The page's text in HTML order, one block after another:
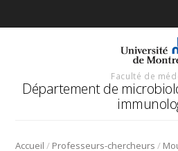
Faculté de
Département de
Accueil / Professeurs-chercheurs /